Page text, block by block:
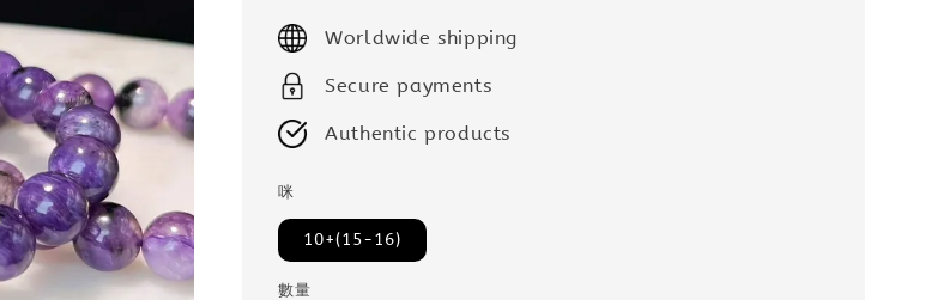
price
Worldwide shipping
Secure payments
Authentic products
咪
10+(15-16)
數量